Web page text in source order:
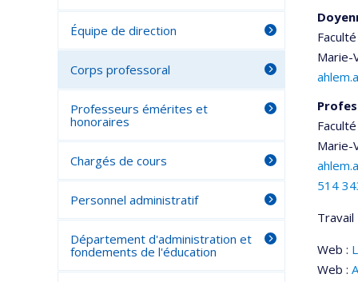
Marie-
Marie-
514
Web :
Web :
Équipe de direction
Corps professoral
Professeurs émérites et
honoraires
Chargés de cours
Personnel administratif
Département d'administration et
fondements de l'éducation